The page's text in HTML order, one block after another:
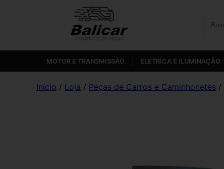
MOTOR E TRANSMISSÃO ELÉTRICA E ILUMINAÇÃO
Início / Loja / Peças de Carros e Caminhonetes /